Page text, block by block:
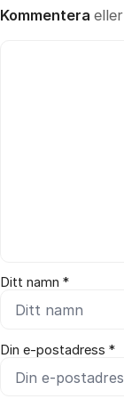
Kommentera eller
Ditt namn *
Din e-postadress *